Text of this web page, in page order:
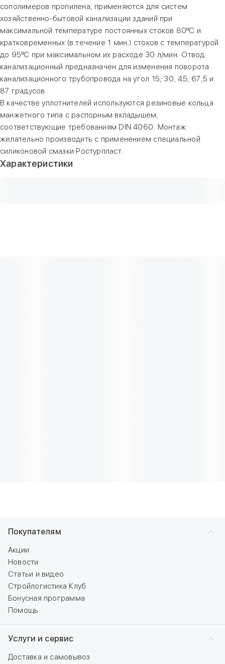
сополимеров пропилена, применяются для систем
хозяйственно-бытовой канализации зданий при
максимальной температуре постоянных стоков 80ºС и
кратковременных (в течение 1 мин.) стоков с температурой
до 95ºС при максимальном их расходе 30 л/мин. Отвод
канализационный предназначен для изменения поворота
канализационного трубопровода на угол 15, 30, 45, 67,5 и
87 градусов.
В качестве уплотнителей используются резиновые кольца
манжетного типа с распорным вкладышем,
соответствующие требованиям DIN 4060. Монтаж
желательно производить с применением специальной
силиконовой смазки Ростурпласт.
Характеристики
Покупателям
Акции
Новости
Статьи и видео
Стройлогистика Клуб
Бонусная программа
Помощь
Услуги и сервис
Доставка и самовывоз